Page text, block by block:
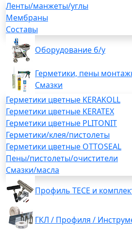
Ленты/манжеты/углы
Мембраны
Составы
Оборудование б/у
Герметики, пены
Смазки
Герметики цветные KERAKOLL
Герметики цветные KERATEX
Герметики цветные PLITONIT
Герметики/клея/пистолеты
Герметики цветные OTTOSEAL
Пены/пистолеты/очистители
Смазки/масла
Профиль TECE и
ГКЛ / Профиля /